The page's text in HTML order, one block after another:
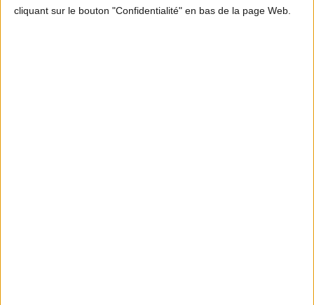
cliquant sur le bouton "Confidentialité" en bas de la page Web.